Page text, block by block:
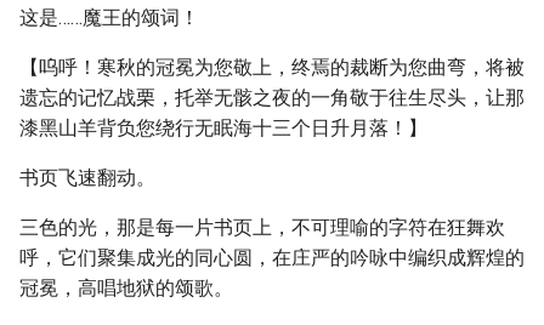
这是……魔王的颂词！
【呜呼！寒秋的冠冕为您敬上，终焉的裁断为您曲弯，将被
遗忘的记忆战栗，托举无骸之夜的一角敬于往生尽头，让那
漆黑山羊背负您绕行无眠海十三个日升月落！】
书页飞速翻动。
三色的光，那是每一片书页上，不可理喻的字符在狂舞欢
呼，它们聚集成光的同心圆，在庄严的吟咏中编织成辉煌的
冠冕，高唱地狱的颂歌。